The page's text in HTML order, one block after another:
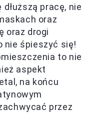
pracę, nie
oraz
oraz drogi
nie śpieszyć się!
to nie
aspekt
na końcu
przez